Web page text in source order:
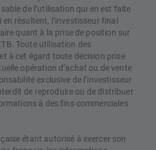
de l’utilisation qui en est faite
résultent, l’investisseur final
quant à la prise de position sur
Toute utilisation des
à cet égard toute décision prise
opération d’achat ou de vente
exclusive de l’investisseur
de reproduire ou de distribuer
à des fins commerciales
étant autorisé à exercer son